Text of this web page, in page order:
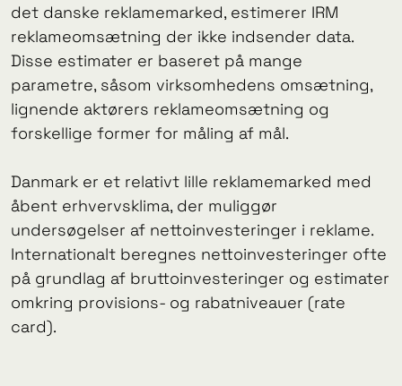
det danske reklamemarked, estimerer IRM
reklameomsætning der ikke indsender data.
Disse estimater er baseret på mange
parametre, såsom virksomhedens omsætning,
lignende aktørers reklameomsætning og
forskellige former for måling af mål.
Danmark er et relativt lille reklamemarked med
åbent erhvervsklima, der muliggør
undersøgelser af nettoinvesteringer i reklame.
Internationalt beregnes nettoinvesteringer ofte
på grundlag af bruttoinvesteringer og estimater
omkring provisions- og rabatniveauer (rate
card).